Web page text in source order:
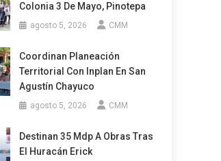
Colonia 3 De Mayo, Pinotepa
agosto 5, 2026 CMM
Coordinan Planeación
Territorial Con Inplan En San
Agustín Chayuco
agosto 5, 2026 CMM
Destinan 35 Mdp A Obras Tras
El Huracán Erick